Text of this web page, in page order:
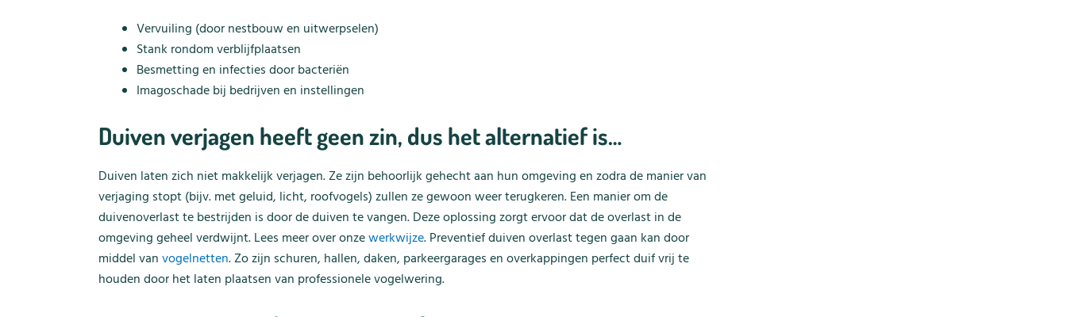
Vervuiling (door nestbouw en uitwerpselen)
Stank rondom verblijfplaatsen
Besmetting en infecties door bacteriën
Imagoschade bij bedrijven en instellingen
Duiven verjagen heeft geen zin, dus het alternatief is…
Duiven laten zich niet makkelijk verjagen. Ze zijn behoorlijk gehecht aan hun omgeving en zodra de manier van
verjaging stopt (bijv. met geluid, licht, roofvogels) zullen ze gewoon weer terugkeren. Een manier om de
duivenoverlast te bestrijden is door de duiven te vangen. Deze oplossing zorgt ervoor dat de overlast in de
omgeving geheel verdwijnt. Lees meer over onzewerkwijze. Preventief duiven overlast tegen gaan kan door
middel vanvogelnetten. Zo zijn schuren, hallen, daken, parkeergarages en overkappingen perfect duif vrij te
houden door het laten plaatsen van professionele vogelwering.